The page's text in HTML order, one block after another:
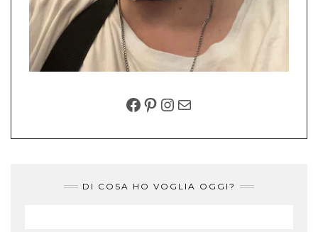
FACEBOOK
PINTEREST
INSTAGRAM
EMAIL
DI COSA HO VOGLIA OGGI?